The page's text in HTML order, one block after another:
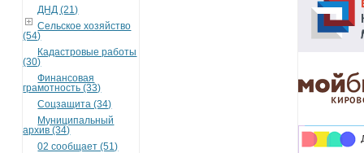
ДНД (21)
Сельское хозяйство
(54)
Кадастровые работы
(30)
Финансовая
грамотность (33)
Соцзащита (34)
Муниципальный
архив (34)
02 сообщает (51)